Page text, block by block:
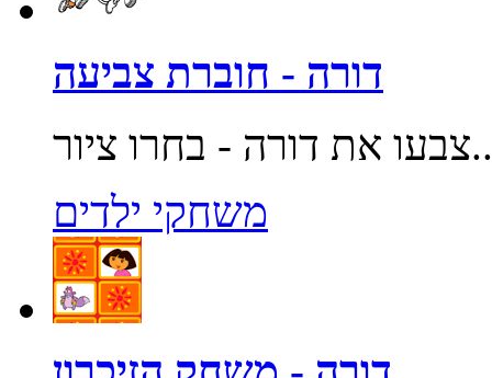
דורה - חוברת צביעה
ציור...
משחקי ילדים